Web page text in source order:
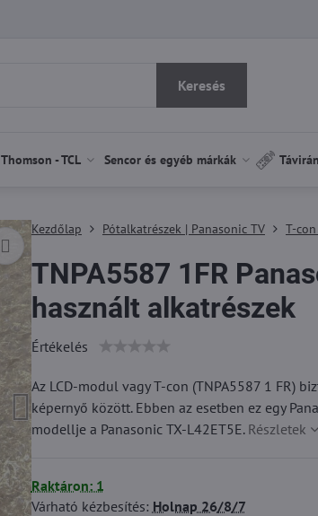
Keresés
Thomson - TCL Sencor és egyéb márkák
Kezdőlap Pótalkatrészek | Panasonic TV T-
TNPA5587 1FR
használt alkatrészek
Értékelés
Az LCD-modul vagy T-con (TNPA5587 1 FR)
képernyő között. Ebben az esetben ez egy
modellje a Panasonic TX-L42ET5E. Részletek
Raktáron: 1
Várható kézbesítés: Holnap 26/8/7